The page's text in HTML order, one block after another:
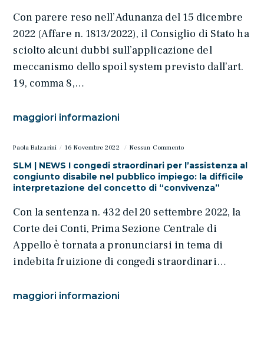
Con parere reso nell’Adunanza del 15 dicembre
2022 (Affare n. 1813/2022), il Consiglio di Stato ha
sciolto alcuni dubbi sull’applicazione del
meccanismo dello spoil system previsto dall’art.
19, comma 8,…
maggiori informazioni
Paola Balzarini 16 Novembre 2022 Nessun Commento
SLM | NEWS I congedi straordinari per l’assistenza al
congiunto disabile nel pubblico impiego: la difficile
interpretazione del concetto di “convivenza”
Con la sentenza n. 432 del 20 settembre 2022, la
Corte dei Conti, Prima Sezione Centrale di
Appello è tornata a pronunciarsi in tema di
indebita fruizione di congedi straordinari…
maggiori informazioni